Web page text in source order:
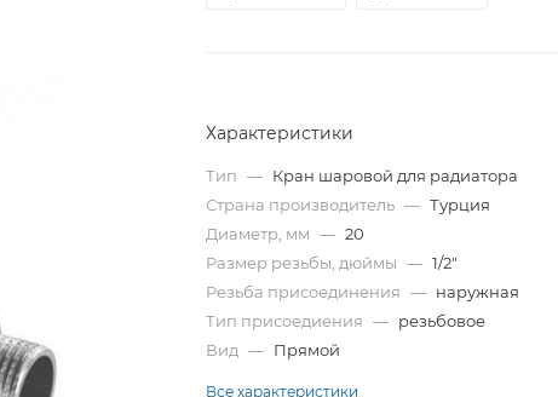
Характеристики
Тип — Кран шаровой для радиатора
Страна производитель — Турция
Диаметр, мм — 20
Размер резьбы, дюймы — 1/2"
Резьба присоединения — наружная
Тип присоедиения — резьбовое
Вид — Прямой
Все характеристики